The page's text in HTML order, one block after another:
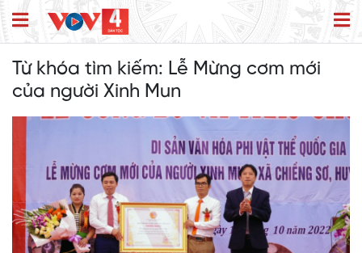
Từ khóa tìm kiếm: Lễ Mừng cơm mới
của người Xinh Mun